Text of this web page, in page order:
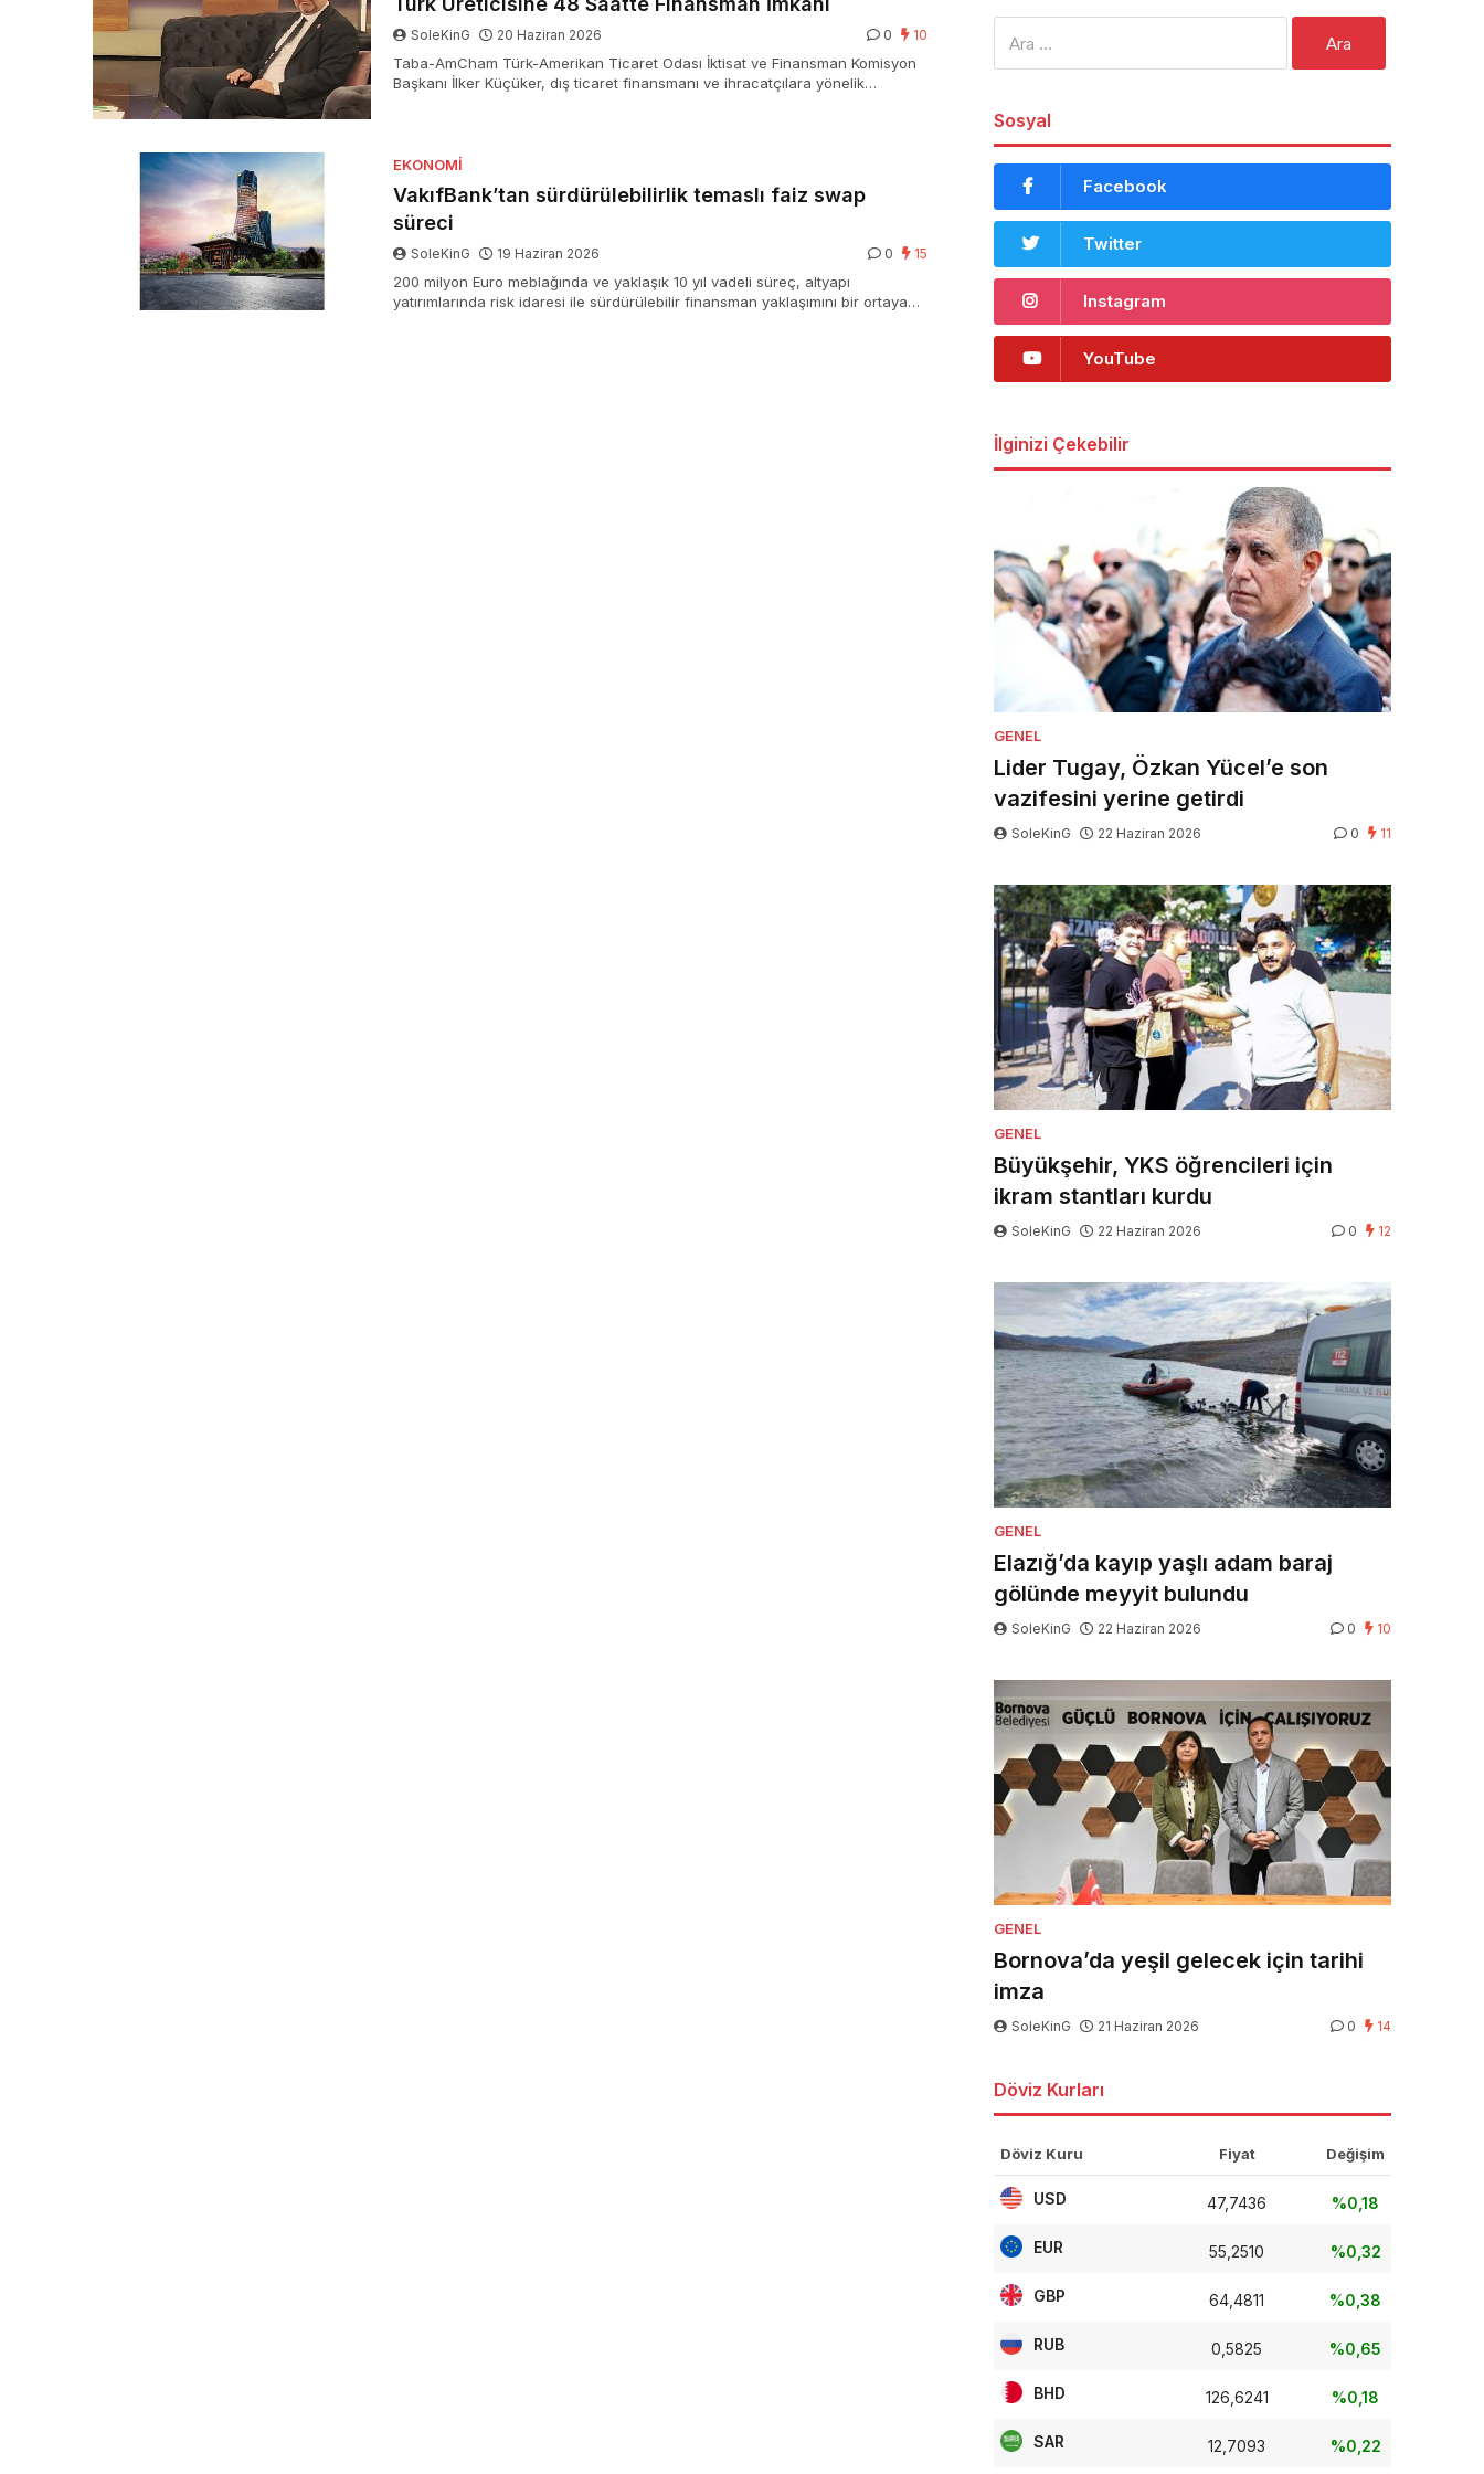
SoleKinG 20 Haziran 2026 0 10
Taba-AmCham Türk-Amerikan Ticaret Odası İktisat ve Finansman Komisyon
Başkanı İlker Küçüker, dış ticaret finansmanı ve ihracatçılara yönelik
EKONOMI
VakıfBank’tan sürdürülebilirlik temaslı faiz swap
süreci
SoleKinG 19 Haziran 2026 0 15
200 milyon Euro meblağında ve yaklaşık 10 yıl vadeli süreç, altyapı
yatırımlarında risk idaresi ile sürdürülebilir finansman yaklaşımını bir ortaya
Sosyal
Facebook
Twitter
Instagram
YouTube
İlginizi Çekebilir
GENEL
Lider Tugay, Özkan Yücel’e son
vazifesini yerine getirdi
SoleKinG 22 Haziran 2026 0 11
GENEL
Büyükşehir, YKS öğrencileri için
ikram stantları kurdu
SoleKinG 22 Haziran 2026 0 12
GENEL
Elazığ’da kayıp yaşlı adam baraj
gölünde meyyit bulundu
SoleKinG 22 Haziran 2026 0 10
GENEL
Bornova’da yeşil gelecek için tarihi
imza
SoleKinG 21 Haziran 2026 0 14
Döviz Kurları
Döviz Kuru Fiyat Değişim
USD 47,7436 %0,18
EUR 55,2510 %0,32
GBP 64,4811 %0,38
RUB 0,5825 %0,65
BHD 126,6241 %0,18
SAR 12,7093 %0,22